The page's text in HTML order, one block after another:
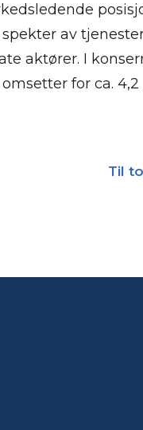
av
aktører. I
for ca. 4,2
Til